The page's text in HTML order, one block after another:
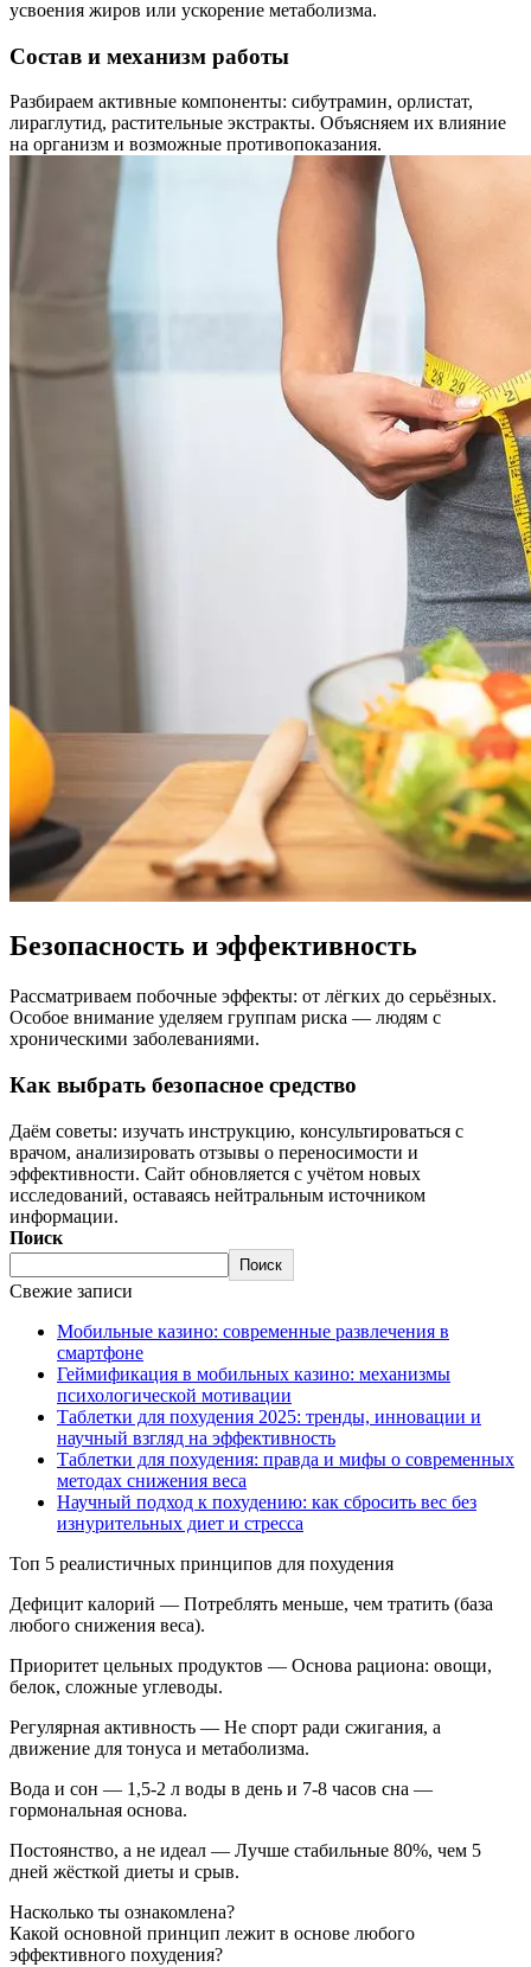
усвоения жиров или ускорение метаболизма.
Состав и механизм работы
Разбираем активные компоненты: сибутрамин, орлистат,
лираглутид, растительные экстракты. Объясняем их влияние
на организм и возможные противопоказания.
Безопасность и эффективность
Рассматриваем побочные эффекты: от лёгких до серьёзных.
Особое внимание уделяем группам риска — людям с
хроническими заболеваниями.
Как выбрать безопасное средство
Даём советы: изучать инструкцию, консультироваться с
врачом, анализировать отзывы о переносимости и
эффективности. Сайт обновляется с учётом новых
исследований, оставаясь нейтральным источником
информации.
Поиск
Поиск
Свежие записи
Мобильные казино: современные развлечения в
смартфоне
Геймификация в мобильных казино: механизмы
психологической мотивации
Таблетки для похудения 2025: тренды, инновации и
научный взгляд на эффективность
Таблетки для похудения: правда и мифы о современных
методах снижения веса
Научный подход к похудению: как сбросить вес без
изнурительных диет и стресса
Топ 5 реалистичных принципов для похудения
Дефицит калорий — Потреблять меньше, чем тратить (база
любого снижения веса).
Приоритет цельных продуктов — Основа рациона: овощи,
белок, сложные углеводы.
Регулярная активность — Не спорт ради сжигания, а
движение для тонуса и метаболизма.
Вода и сон — 1,5-2 л воды в день и 7-8 часов сна —
гормональная основа.
Постоянство, а не идеал — Лучше стабильные 80%, чем 5
дней жёсткой диеты и срыв.
Насколько ты ознакомлена?
Какой основной принцип лежит в основе любого
эффективного похудения?